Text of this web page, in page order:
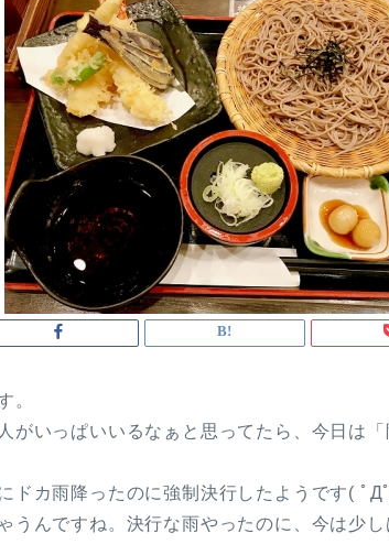
。
がいっぱいいるなぁと思ってたら、今日は
ドカ雨降ったのに強制決行したようです( ﾟД
うんですね。決行な雨やったのに、今は少